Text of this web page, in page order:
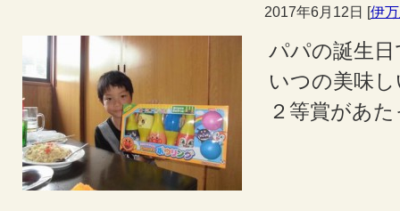
2017年6月12日 [伊
パパの誕生
いつの美味
２等賞があ